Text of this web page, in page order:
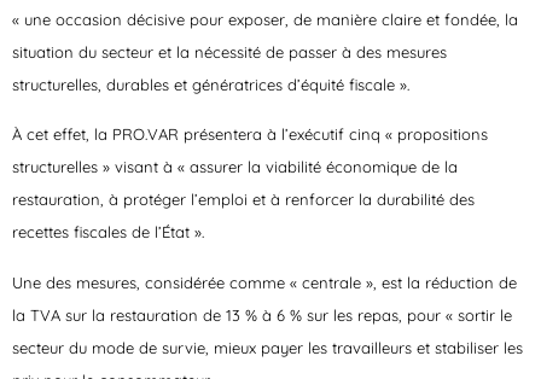
« une occasion décisive pour exposer, de manière claire et fondée, la
situation du secteur et la nécessité de passer à des mesures
structurelles, durables et génératrices d’équité fiscale ».
À cet effet, la PRO.VAR présentera à l’exécutif cinq « propositions
structurelles » visant à « assurer la viabilité économique de la
restauration, à protéger l’emploi et à renforcer la durabilité des
recettes fiscales de l’État ».
Une des mesures, considérée comme « centrale », est la réduction de
la TVA sur la restauration de 13 % à 6 % sur les repas, pour « sortir le
secteur du mode de survie, mieux payer les travailleurs et stabiliser les